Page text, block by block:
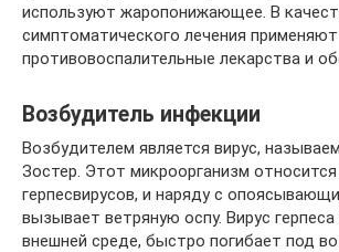
используют жаропонижающее. В
симптоматического лечения применяют
противовоспалительные лекарства и
Возбудитель инфекции
Возбудителем является вирус,
Зостер. Этот микроорганизм относится
герпесвирусов, и наряду с
вызывает ветряную оспу. Вирус
внешней среде, быстро погибает под